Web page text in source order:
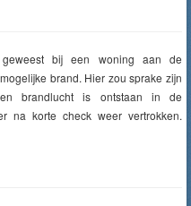
bij een woning aan de
brand. Hier zou sprake zijn
brandlucht is ontstaan in de
na korte check weer vertrokken.